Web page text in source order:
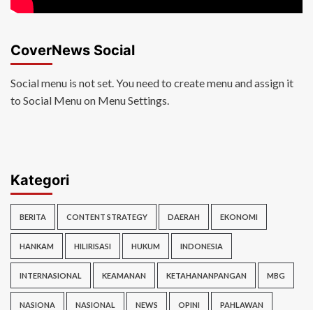
CoverNews Social
Social menu is not set. You need to create menu and assign it
to Social Menu on Menu Settings.
Kategori
BERITA CONTENT STRATEGY DAERAH EKONOMI
HANKAM HILIRISASI HUKUM INDONESIA
INTERNASIONAL KEAMANAN KETAHANANPANGAN MBG
NASIONA NASIONAL NEWS OPINI PAHLAWAN